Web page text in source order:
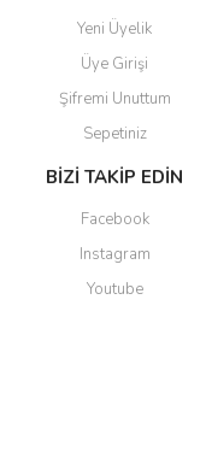
Yeni Üyelik
Üye Girişi
Şifremi Unuttum
Sepetiniz
BİZİ TAKİP EDİN
Facebook
Instagram
Youtube